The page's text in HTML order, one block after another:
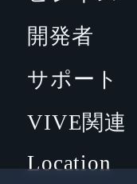
開発者
サポート
VIVE関連
Location